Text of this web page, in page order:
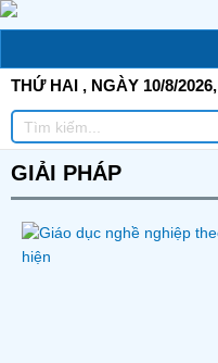
Skip
to
THỨ HAI , NGÀY 10/8/2026,
Tìm
kiếm
GIẢI PHÁP